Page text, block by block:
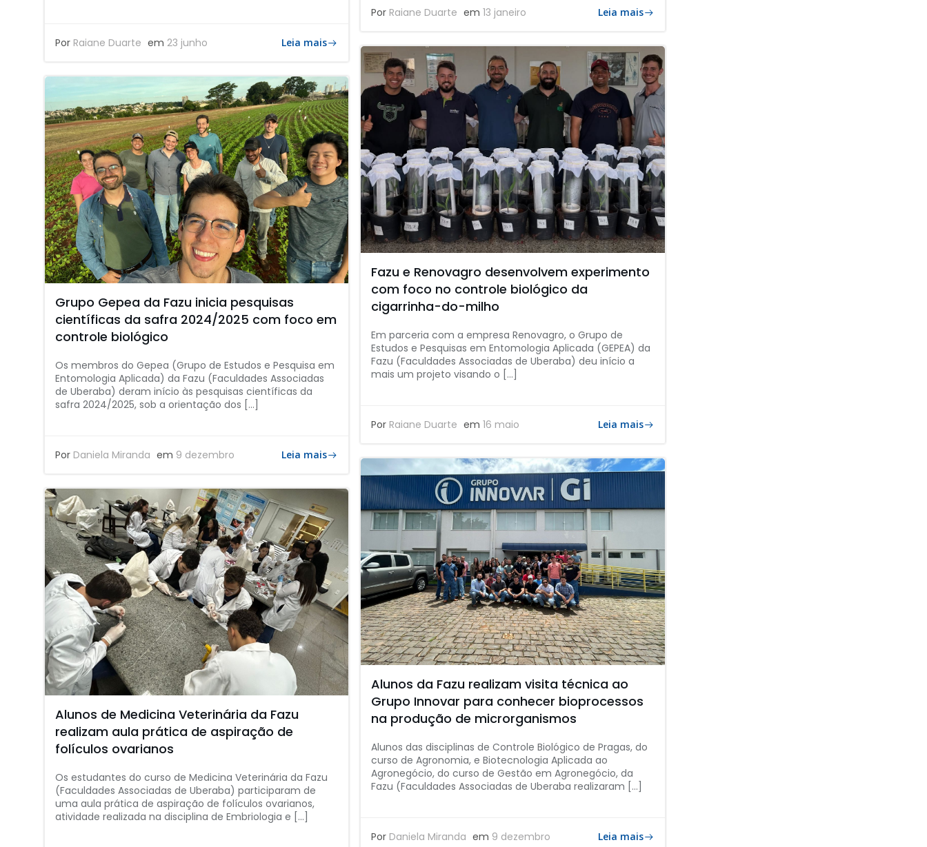
Por Raiane Duarte em13 janeiro Leia mais
Por Raiane Duarte em 23 junho Leia mais
Fazu e Renovagro desenvolvem experimento
com foco no controle biológico da
cigarrinha-do-milho
Em parceria com a empresa Renovagro, o Grupo de
Estudos e Pesquisas em Entomologia Aplicada (GEPEA) da
Fazu (Faculdades Associadas de Uberaba) deu início a
mais um projeto visando o […]
Por Raiane Duarte em16 maio Leia mais
Grupo Gepea da Fazu inicia pesquisas
científicas da safra 2024/2025 com foco em
controle biológico
Os membros do Gepea (Grupo de Estudos e Pesquisa em
Entomologia Aplicada) da Fazu (Faculdades Associadas
de Uberaba) deram início às pesquisas científicas da
safra 2024/2025, sob a orientação dos […]
Por Daniela Miranda em 9 dezembro Leia mais
Alunos da Fazu realizam visita técnica ao
Grupo Innovar para conhecer bioprocessos
na produção de microrganismos
Alunos das disciplinas de Controle Biológico de Pragas, do
curso de Agronomia, e Biotecnologia Aplicada ao
Agronegócio, do curso de Gestão em Agronegócio, da
Fazu (Faculdades Associadas de Uberaba realizaram […]
Por Daniela Miranda em 9 dezembro Leia mais
Alunos de Medicina Veterinária da Fazu
realizam aula prática de aspiração de
folículos ovarianos
Os estudantes do curso de Medicina Veterinária da Fazu
(Faculdades Associadas de Uberaba) participaram de
uma aula prática de aspiração de folículos ovarianos,
atividade realizada na disciplina de Embriologia e […]